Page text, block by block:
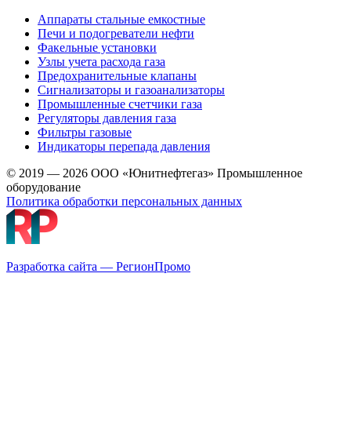
Аппараты стальные емкостные
Печи и подогреватели нефти
Факельные установки
Узлы учета расхода газа
Предохранительные клапаны
Сигнализаторы и газоанализаторы
Промышленные счетчики газа
Регуляторы давления газа
Фильтры газовые
Индикаторы перепада давления
© 2019 — 2026 ООО «Юнитнефтегаз» Промышленное
оборудование
Политика обработки персональных данных
Разработка сайта — РегионПромо